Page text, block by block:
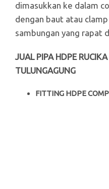
dimasukkan ke dalam
dengan baut atau
sambungan yang rapat
JUAL PIPA HDPE
TULUNGAGUNG
FITTING HDPE